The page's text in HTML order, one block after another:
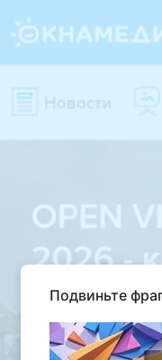
Подвиньте